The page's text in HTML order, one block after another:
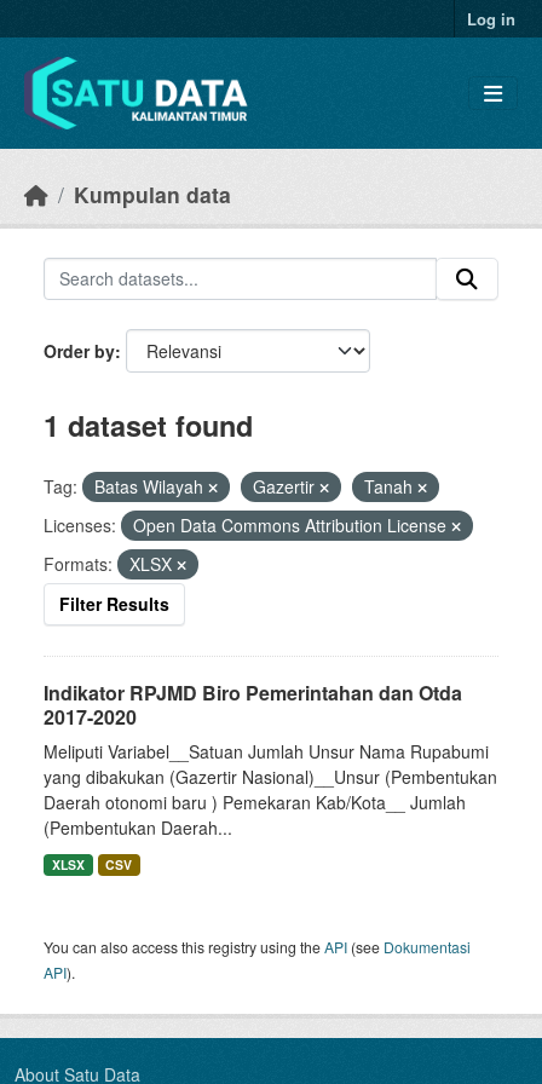
Log in
Kumpulan data
Order by
1 dataset found
Tag: Batas Wilayah Gazertir
Tanah
Licenses:
Open Data Commons Attribution License
Formats:
XLSX
Filter Results
Indikator RPJMD Biro Pemerintahan dan Otda
2017-2020
Meliputi Variabel__Satuan Jumlah Unsur Nama Rupabumi
yang dibakukan (Gazertir Nasional)__Unsur (Pembentukan
Daerah otonomi baru ) Pemekaran Kab/Kota__ Jumlah
(Pembentukan Daerah...
XLSX CSV
You can also access this registry using theAPI (see Dokumentasi
API).
About Satu Data